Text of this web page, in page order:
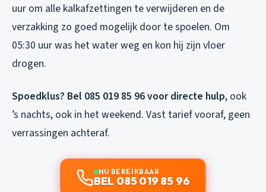
uur om alle kalkafzettingen te verwijderen en de
verzakking zo goed mogelijk door te spoelen. Om
05:30 uur was het water weg en kon hij zijn vloer
drogen.
Spoedklus? Bel 085 019 85 96 voor directe hulp, ook
’s nachts, ook in het weekend. Vast tarief vooraf, geen
verrassingen achteraf.
NU BEREIKBAAR
BEL 085 019 85 96